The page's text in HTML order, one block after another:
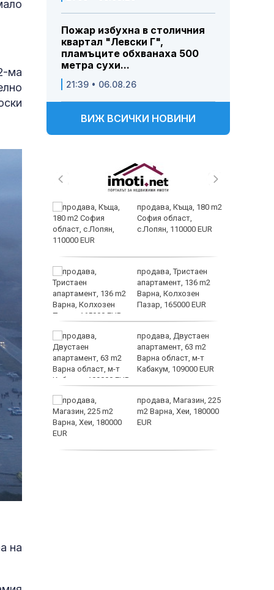
ма
на
Пожар избухна в столичния
квартал "Левски Г",
пламъците обхванаха 500
метра сухи...
21:39 • 06.08.26
ВИЖ ВСИЧКИ НОВИНИ
и
се
продава, Къща, 180 m2
София област,
с.Лопян, 110000 EUR
продава, Тристаен
апартамент, 136 m2
Варна, Колхозен
Пазар, 165000 EUR
продава, Двустаен
апартамент, 63 m2
Варна област, м-т
Кабакум, 109000 EUR
продава, Магазин, 225
m2 Варна, Хеи, 180000
EUR